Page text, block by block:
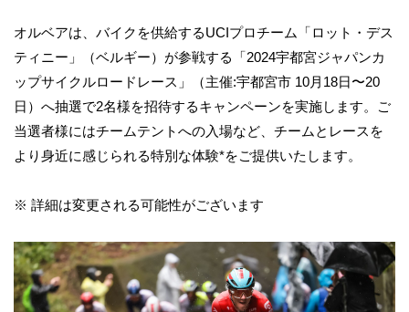
オルベアは、バイクを供給するUCIプロチーム「ロット・デス
ティニー」（ベルギー）が参戦する「2024宇都宮ジャパンカ
ップサイクルロードレース」（主催:宇都宮市 10月18日〜20
日）へ抽選で2名様を招待するキャンペーンを実施します。ご
当選者様にはチームテントへの入場など、チームとレースを
より身近に感じられる特別な体験*をご提供いたします。
※ 詳細は変更される可能性がございます